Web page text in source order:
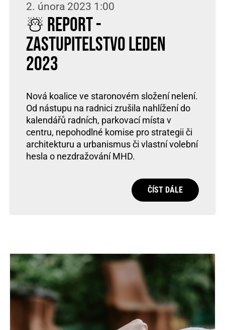
2. února 2023 1:00
☃️ Report -
zastupitelstvo leden
2023
Nová koalice ve staronovém složení nelení.
Od nástupu na radnici zrušila nahlížení do
kalendářů radních, parkovací místa v
centru, nepohodlné komise pro strategii či
architekturu a urbanismus či vlastní volební
hesla o nezdražování MHD.
ČÍST DÁLE